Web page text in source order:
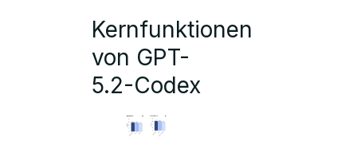
Kernfunktionen
von GPT-
5.2-Codex